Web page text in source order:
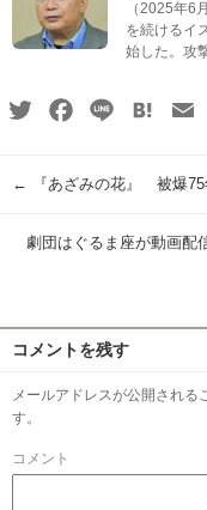
（2025年6
を続けるイ
始した。攻
TwitterFacebook
Line
← 『あざみの花』 被爆75
劇団はぐるま座が動画
コメントを残す
メールアドレスが公開される
す。
コメント